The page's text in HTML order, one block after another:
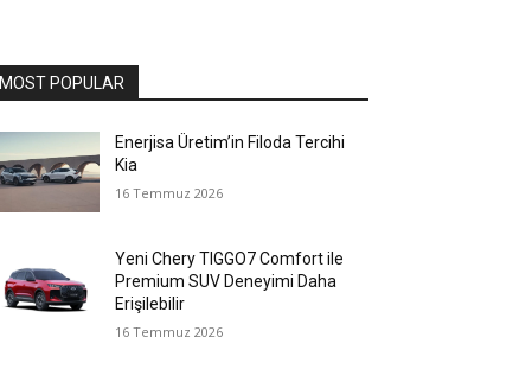
MOST POPULAR
Enerjisa Üretim’in Filoda Tercihi
Kia
16 Temmuz 2026
Yeni Chery TIGGO7 Comfort ile
Premium SUV Deneyimi Daha
Erişilebilir
16 Temmuz 2026